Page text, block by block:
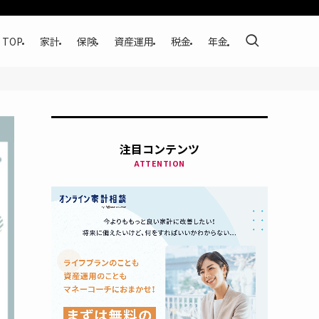
TOP 家計 保険 資産運用 税金 年金
注目コンテンツ
ATTENTION